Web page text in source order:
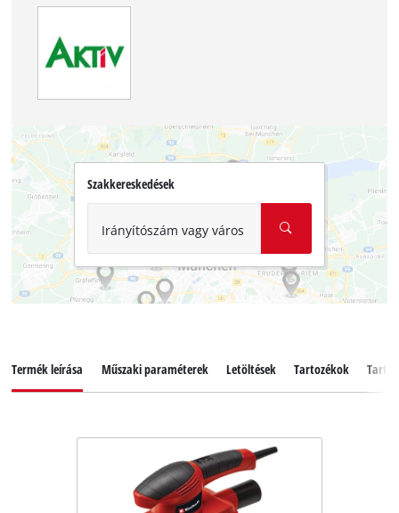
Szakkereskedések
Irányítószám vagy város
Termék leírása Műszaki paraméterek Letöltések Tartozékok